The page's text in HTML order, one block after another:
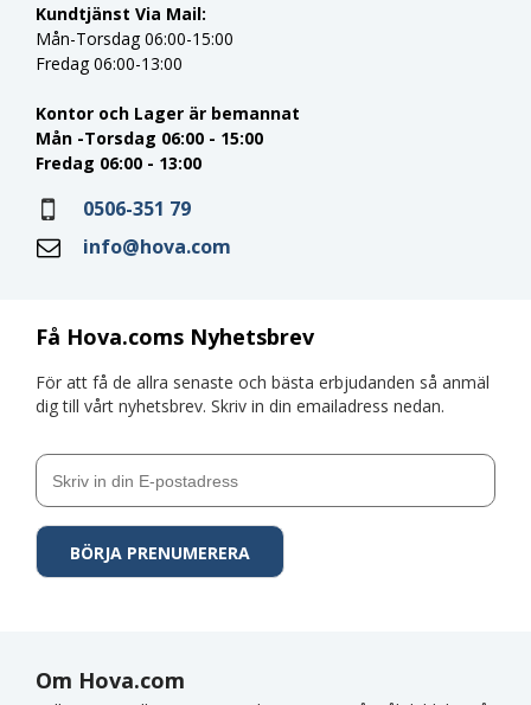
Få Hova.coms Nyhetsbrev
För att få de allra senaste och bästa erbjudanden så anmäl
dig till vårt nyhetsbrev. Skriv in din emailadress nedan.
Kundtjänst Via Mail:
Mån-Torsdag 06:00-15:00
Fredag 06:00-13:00
Kontor och Lager är bemannat
Mån -Torsdag 06:00 - 15:00
Fredag 06:00 - 13:00
0506-351 79
info@hova.com
Om Hova.com